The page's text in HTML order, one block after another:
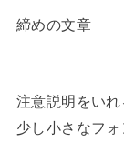
締めの文章
注意説明をいれ
少し小さなフ